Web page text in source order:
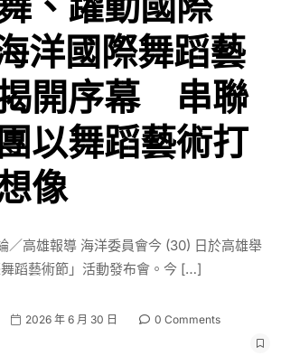
海洋國際舞蹈藝
開序幕 串聯
以舞蹈藝術打
像
／高雄報導 海洋委員會今 (30) 日於高雄舉
蹈藝術節」活動發布會。今 […]
2026 年 6 月 30 日
0 Comments